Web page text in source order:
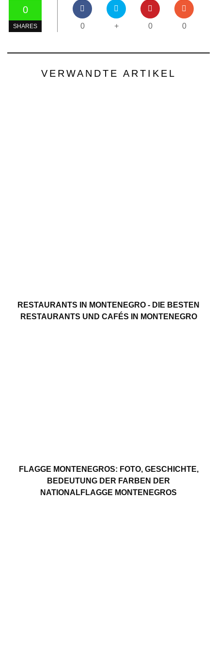
0
SHARES 0 + 0 0
VERWANDTE ARTIKEL
RESTAURANTS IN MONTENEGRO - DIE BESTEN
RESTAURANTS UND CAFÉS IN MONTENEGRO
FLAGGE MONTENEGROS: FOTO, GESCHICHTE,
BEDEUTUNG DER FARBEN DER
NATIONALFLAGGE MONTENEGROS